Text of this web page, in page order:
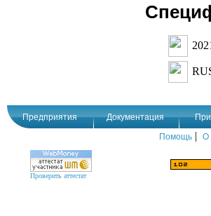
Предприятия Документация
Помощь | О
Проверить аттестат